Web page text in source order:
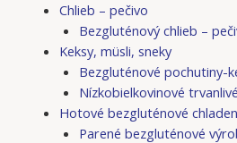
Chlieb – pečivo
Bezgluténový chlieb –
Keksy, müsli, sneky
Bezgluténové pochutiny-
Nízkobielkovinové
Hotové bezgluténové
Parené bezgluténové